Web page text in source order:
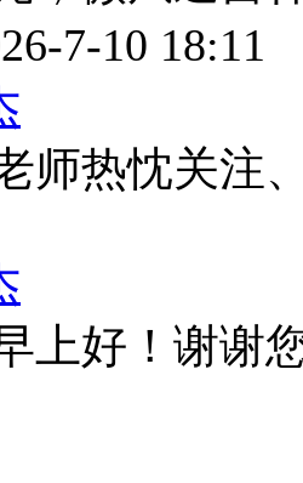
7-10 18:11
师热忱关注
上好！谢谢